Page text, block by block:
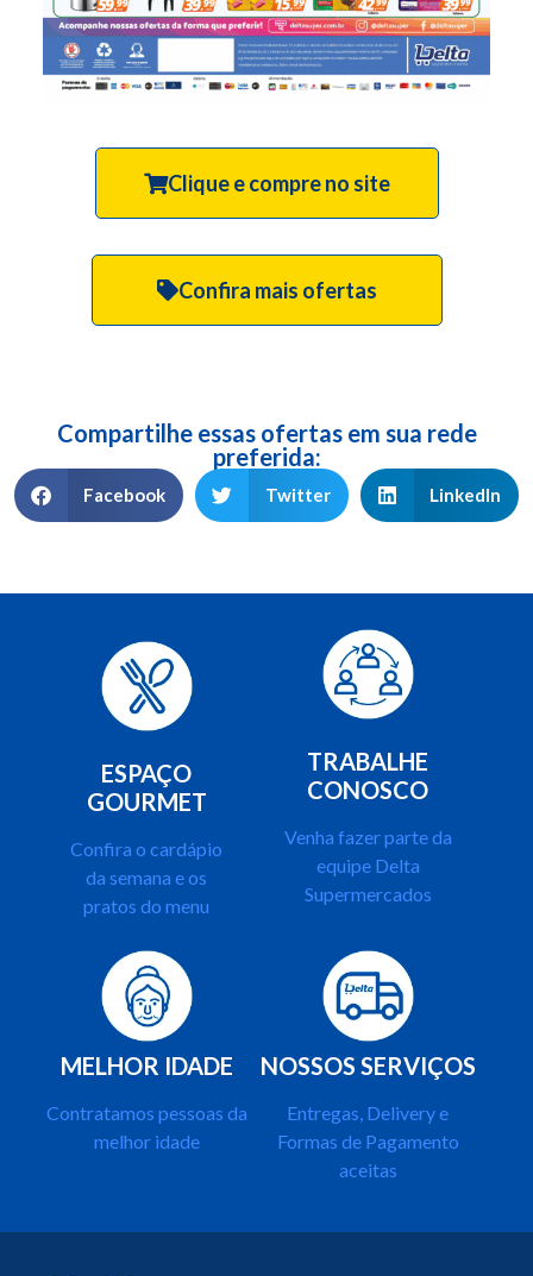
Clique e compre no site
Confira mais ofertas
Compartilhe essas ofertas em sua rede
preferida:
Facebook Twitter LinkedIn
ESPAÇO
GOURMET
Confira o cardápio
da semana e os
pratos do menu
TRABALHE
CONOSCO
Venha fazer parte da
equipe Delta
Supermercados
MELHOR IDADE
Contratamos pessoas da
melhor idade
NOSSOS SERVIÇOS
Entregas, Delivery e
Formas de Pagamento
aceitas